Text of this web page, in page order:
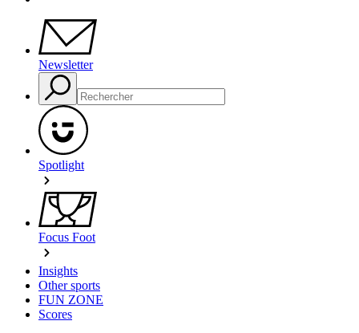
Newsletter
Spotlight
Focus Foot
Insights
Other sports
FUN ZONE
Scores